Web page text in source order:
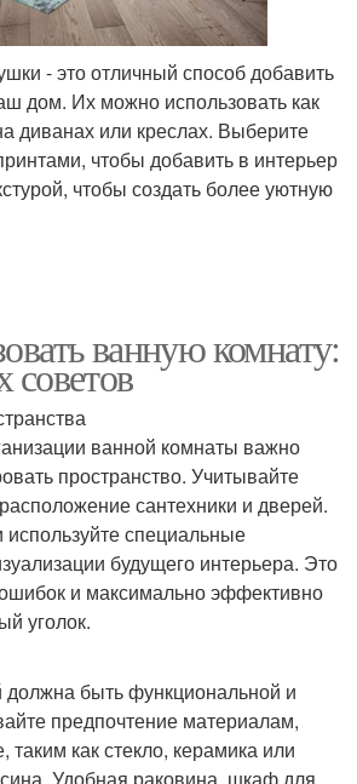
- это отличный способ добавить
дом. Их можно использовать как
диванах или креслах. Выберите
чтобы добавить в интерьер
чтобы создать более уютную
ванную комнату:
советов
ванной комнаты важно
пространство. Учитывайте
сантехники и дверей.
используйте специальные
будущего интерьера. Это
и максимально эффективно
уголок.
быть функциональной и
предпочтение материалам,
таким как стекло, керамика или